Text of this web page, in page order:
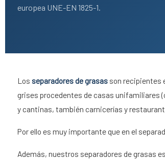
europea UNE-EN 1825-1.
Los separadores de grasas son recipientes
grises procedentes de casas unifamiliares
y cantinas, también carnicerías y
Por ello es muy importante que en el
Además, nuestros separadores de grasas